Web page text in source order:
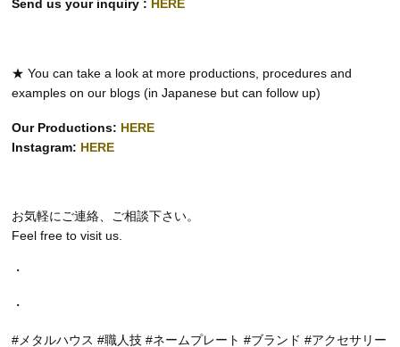
Send us your inquiry : HERE
★ You can take a look at more productions, procedures and
examples on our blogs (in Japanese but can follow up)
Our Productions: HERE
Instagram: HERE
お気軽にご連絡、ご相談下さい。
Feel free to visit us.
・
・
#メタルハウス #職人技 #ネームプレート #ブランド #アクセサリー